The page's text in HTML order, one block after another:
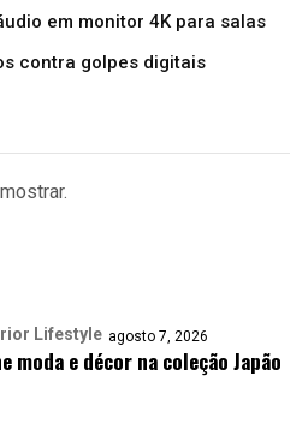
em monitor 4K para salas
contra golpes digitais
Lifestyle agosto 7, 2026
moda e décor na coleção Japão